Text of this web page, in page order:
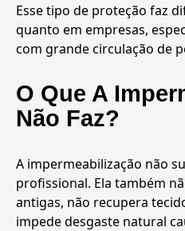
Esse tipo de proteção faz
quanto em empresas,
com grande circulação de
O Que A
Não Faz?
A impermeabilização não
profissional. Ela também
antigas, não recupera
impede desgaste natural